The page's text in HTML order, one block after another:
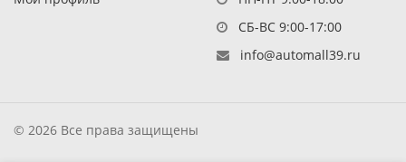
СБ-ВС 9:00-17:00
info@automall39.ru
© 2026 Все права защищены